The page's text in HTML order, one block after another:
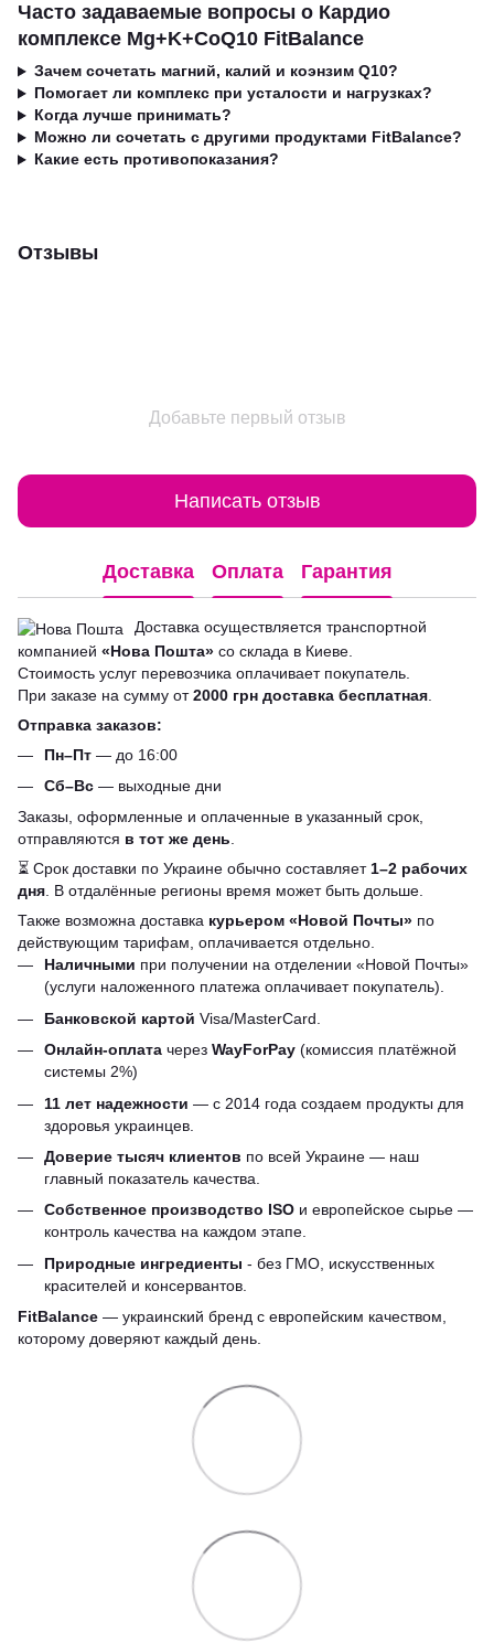
Часто задаваемые вопросы о Кардио
комплексе Mg+K+CoQ10 FitBalance
Зачем сочетать магний, калий и коэнзим Q10?
Помогает ли комплекс при усталости и нагрузках?
Когда лучше принимать?
Можно ли сочетать с другими продуктами FitBalance?
Какие есть противопоказания?
Отзывы
Добавьте первый отзыв
Написать отзыв
Доставка Оплата Гарантия
Доставка осуществляется транспортной
компанией «Нова Пошта» со склада в Киеве.
Стоимость услуг перевозчика оплачивает покупатель.
При заказе на сумму от2000 грн доставка бесплатная
Отправка заказов:
Пн–Пт — до 16:00
Сб–Вс — выходные дни
Заказы, оформленные и оплаченные в указанный срок,
отправляются в тот же день.
⏳ Срок доставки по Украине обычно составляет1–2 рабочих
дня. В отдалённые регионы время может быть дольше.
Также возможна доставка курьером «Новой Почты» по
действующим тарифам, оплачивается отдельно.
Наличными при получении на отделении «Новой Почты»
(услуги наложенного платежа оплачивает покупатель).
Банковской картой Visa/MasterCard.
Онлайн-оплата через WayForPay (комиссия платёжной
системы 2%)
11 лет надежности — с 2014 года создаем продукты для
здоровья украинцев.
Доверие тысяч клиентов по всей Украине — наш
главный показатель качества.
Собственное производство ISO и европейское сырье —
контроль качества на каждом этапе.
Природные ингредиенты - без ГМО, искусственных
красителей и консервантов.
FitBalance — украинский бренд с европейским качеством,
которому доверяют каждый день.